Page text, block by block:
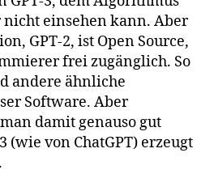
einsehen kann. Aber
GPT-2, ist Open Source,
frei zugänglich. So
andere ähnliche
Software. Aber
damit genauso gut
(wie von ChatGPT) erzeugt